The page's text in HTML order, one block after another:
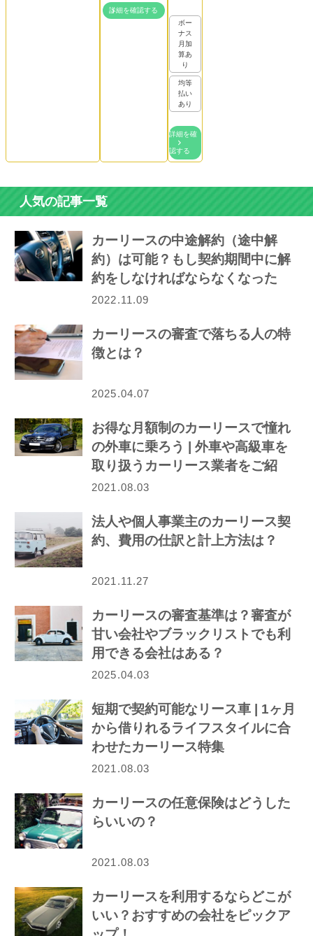
詳細を確認する
ボー
ナス
月加
算あ
り
均等
払い
あり
詳細を確
認する
人気の記事一覧
カーリースの中途解約（途中解
約）は可能？もし契約期間中に解
約をしなければならなくなった
ら…
2022.11.09
カーリースの審査で落ちる人の特
徴とは？
2025.04.07
お得な月額制のカーリースで憧れ
の外車に乗ろう | 外車や高級車を
取り扱うカーリース業者をご紹
介！
2021.08.03
法人や個人事業主のカーリース契
約、費用の仕訳と計上方法は？
2021.11.27
カーリースの審査基準は？審査が
甘い会社やブラックリストでも利
用できる会社はある？
2025.04.03
短期で契約可能なリース車 | 1ヶ月
から借りれるライフスタイルに合
わせたカーリース特集
2021.08.03
カーリースの任意保険はどうした
らいいの？
2021.08.03
カーリースを利用するならどこが
いい？おすすめの会社をピックア